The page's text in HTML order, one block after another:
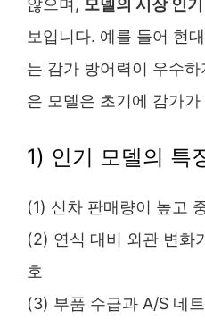
보입니다. 예를 들어 현
는 감가 방어력이 우수
은 모델은 초기에 감가
1) 인기 모델의 특
(1) 신차 판매량이 높고
(2) 연식 대비 외관 변화
호
(3) 부품 수급과 A/S 네